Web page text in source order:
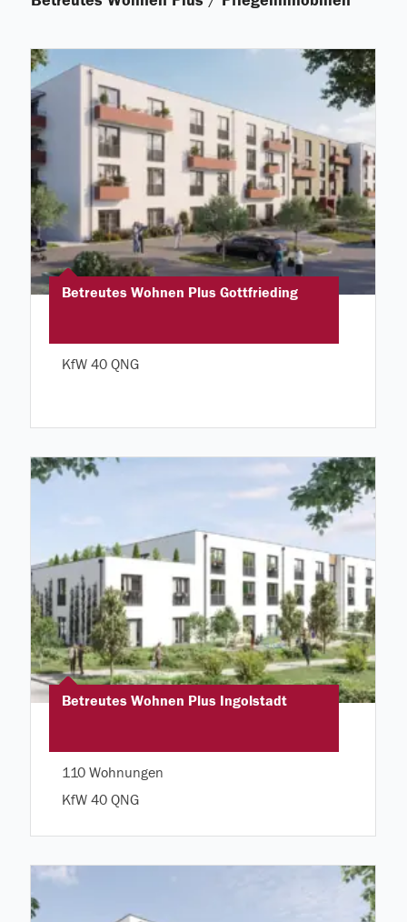
Betreutes Wohnen Plus Gottfrieding
KfW 40 QNG
Betreutes Wohnen Plus Ingolstadt
110 Wohnungen
KfW 40 QNG